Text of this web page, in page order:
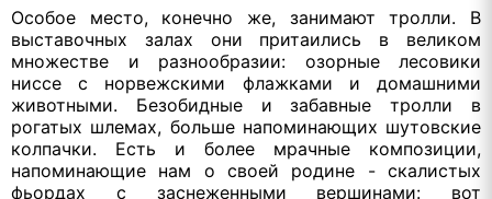
Особое место, конечно же, занимают тролли. В
выставочных залах они притаились в великом
множестве и разнообразии: озорные лесовики
ниссе с норвежскими флажками и домашними
животными. Безобидные и забавные тролли в
рогатых шлемах, больше напоминающих шутовские
колпачки. Есть и более мрачные композиции,
напоминающие нам о своей родине - скалистых
фьордах с заснеженными вершинами: вот